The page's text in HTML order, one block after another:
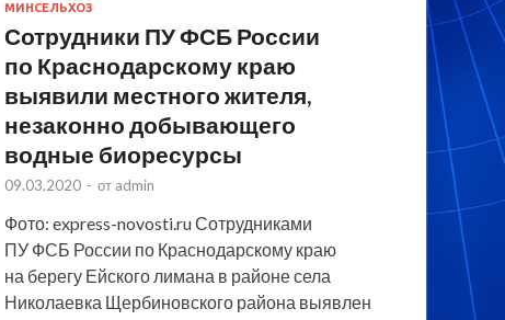
МИНСЕЛЬХОЗ
Сотрудники ПУ ФСБ России
по Краснодарскому краю
выявили местного жителя,
незаконно добывающего
водные биоресурсы
09.03.2020 - от admin
Фото: express-novosti.ru Сотрудниками
ПУ ФСБ России по Краснодарскому краю
на берегу Ейского лимана в районе села
Николаевка Щербиновского района выявлен